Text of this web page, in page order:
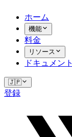
ホーム
機能
料金
リソース
ドキュメント
🇯🇵
登録